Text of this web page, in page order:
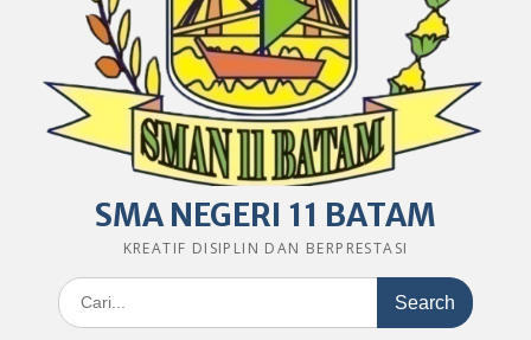
SMA NEGERI 11 BATAM
KREATIF DISIPLIN DAN BERPRESTASI
Search
for: